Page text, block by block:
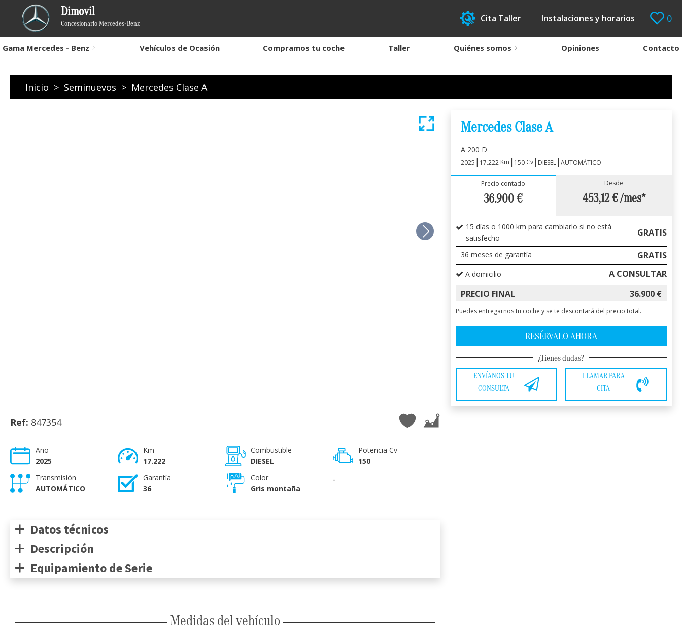
Dimovil
Concesionario Mercedes-Benz Cita Taller Instalaciones y horarios 0
Gama Mercedes - Benz Vehículos de Ocasión Compramos tu coche Taller Quiénes somos Opiniones Contacto
Inicio > Seminuevos > Mercedes Clase A
Ref: 847354
Año
2025
Km
17.222
Combustible
DIESEL
Potencia Cv
150
Transmisión
AUTOMÁTICO
Garantía
36
Color
Gris montaña
-
Datos técnicos
Descripción
Equipamiento de Serie
Medidas del vehículo
Mercedes Clase A
A 200 D
2025 | 17.222 Km | 150Cv| DIESEL | AUTOMÁTICO
Precio contado
36.900€
Desde
453,12 €/mes*
15 días o 1000 km para cambiarlo si no está
satisfecho
GRATIS
36 meses de garantía GRATIS
A domicilio
A CONSULTAR
PRECIO FINAL
36.900 €
Puedes entregarnos tu coche y se te descontará del precio total.
RESÉRVALO AHORA
¿Tienes dudas?
ENVÍANOS TU
CONSULTA
LLAMAR PARA
CITA